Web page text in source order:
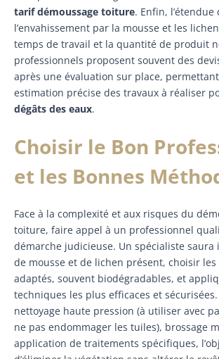
tarif démoussage toiture. Enfin, l’étendue
l’envahissement par la mousse et les
temps de travail et la quantité de produit
professionnels proposent souvent des
après une évaluation sur place,
estimation précise des travaux à réaliser
dégâts des eaux.
Choisir le Bon
et les Bonnes
Face à la complexité et aux risques du
toiture, faire appel à un professionnel
démarche judicieuse. Un spécialiste
de mousse et de lichen présent, choisir
adaptés, souvent biodégradables, et
techniques les plus efficaces et
nettoyage haute pression (à utiliser avec
ne pas endommager les tuiles), brossage
application de traitements spécifiques,